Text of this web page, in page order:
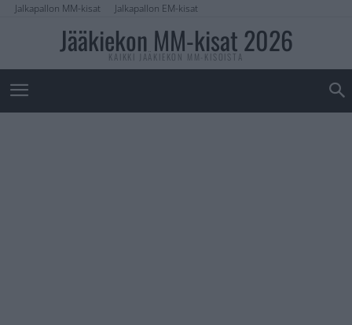
Jalkapallon MM-kisat Jalkapallon EM-kisat
Jääkiekon MM-kisat 2026
KAIKKI JÄÄKIEKON MM-KISOISTA